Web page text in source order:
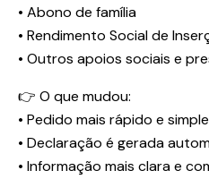
•⁠ ⁠Abono de família
•⁠ ⁠Rendimento Social de
•⁠ ⁠Outros apoios sociais e
👉 O que mudou:
•⁠ ⁠Pedido mais rápido e
•⁠ ⁠Declaração é gerada
•⁠ ⁠Informação mais clara e